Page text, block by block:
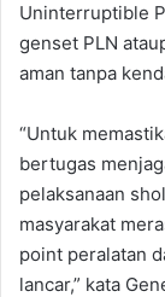
Uninterruptible
genset PLN
aman tanpa
“Untuk
bertugas
pelaksanaan
masyarakat
point peralatan
lancar,” kata